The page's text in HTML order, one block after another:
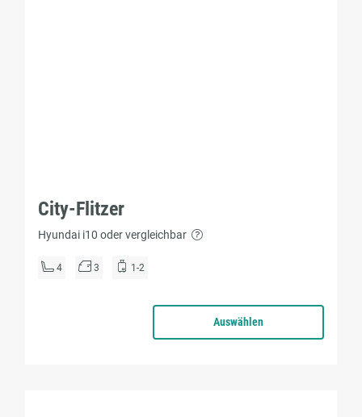
City-Flitzer
Hyundai i10 oder vergleichbar
4 3 1-2
Auswählen